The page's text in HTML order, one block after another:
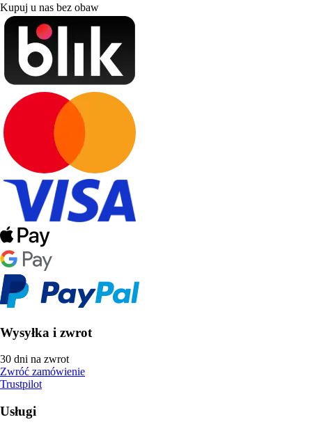
Kupuj u nas bez obaw
Wysyłka i zwrot
30 dni na zwrot
Zwróć zamówienie
Trustpilot
Usługi